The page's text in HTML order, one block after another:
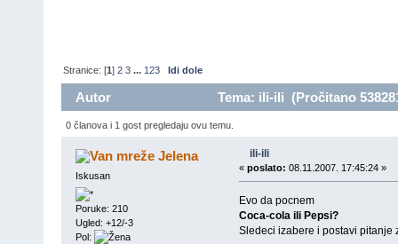
Stranice: [1]2 3 ... 123 Idi dole
Autor Tema: ili-ili (Pročitano
0 članova i 1 gost pregledaju ovu temu.
Jelena
Iskusan
Poruke: 210
Ugled: +12/-3
Pol:
ili-ili
« poslato: 08.11.2007. 17:45:24 »
Evo da pocnem
Coca-cola ili Pepsi?
Sledeci izabere i postavi pitanje